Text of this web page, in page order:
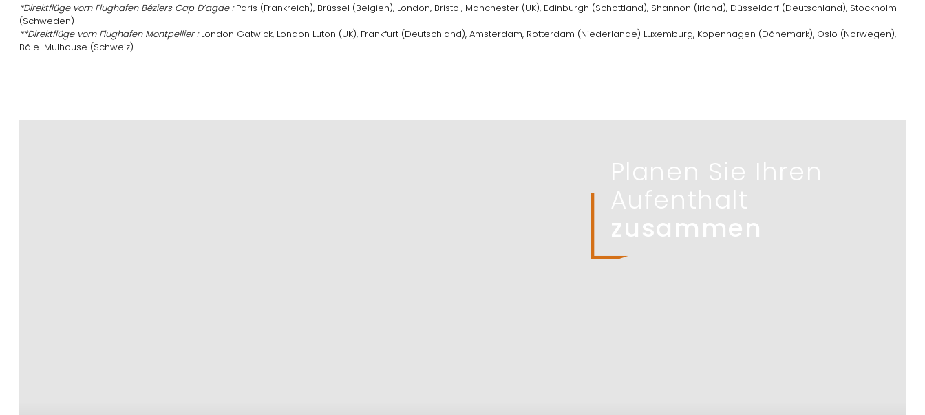
*Direktflüge vom Flughafen Béziers Cap D’agde :Paris (Frankreich), Brüssel (Belgien), London, Bristol, Manchester (UK), Edinburgh (Schottland), Shannon (Irland), Düsseldorf (Deutschland), Stockholm
(Schweden)
**Direktflüge vom Flughafen Montpellier :London Gatwick, London Luton (UK), Frankfurt (Deutschland), Amsterdam, Rotterdam (Niederlande) Luxemburg, Kopenhagen (Dänemark), Oslo (Norwegen),
Bâle-Mulhouse (Schweiz)
Planen Sie Ihren
Aufenthalt
zusammen